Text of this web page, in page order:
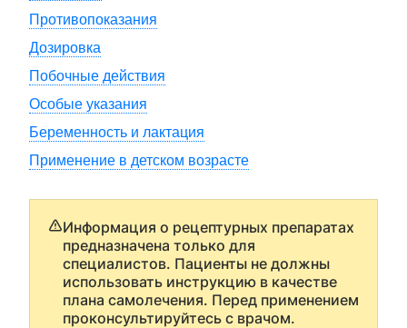
Противопоказания
Дозировка
Побочные действия
Особые указания
Беременность и лактация
Применение в детском возрасте
Информация о рецептурных препаратах
предназначена только для
специалистов. Пациенты не должны
использовать инструкцию в качестве
плана самолечения. Перед применением
проконсультируйтесь с врачом.